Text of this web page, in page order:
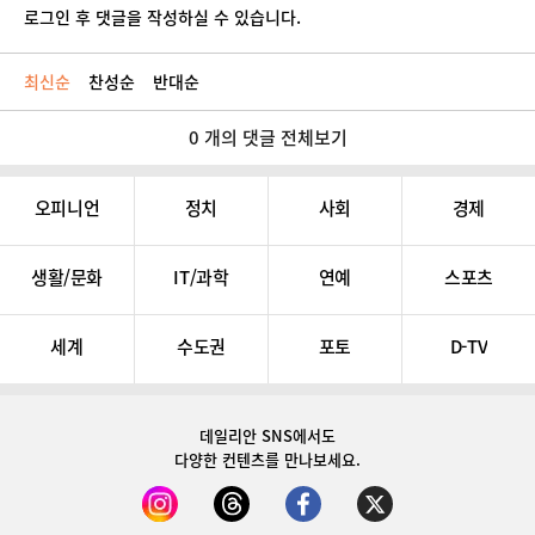
로그인 후 댓글을 작성하실 수 있습니다.
최신순 찬성순 반대순
0 개의 댓글 전체보기
오피니언 정치 사회 경제
생활/문화 IT/과학 연예 스포츠
세계 수도권 포토 D-TV
데일리안 SNS에서도
다양한 컨텐츠를 만나보세요.